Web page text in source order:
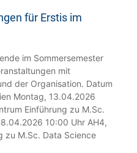
für Erstis im
im Sommersemester
mit
der Organisation. Datum
Montag, 13.04.2026
Einführung zu M.Sc.
10:00 Uhr AH4,
zu M.Sc. Data Science